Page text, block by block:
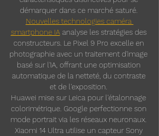
démarquer dans ce marché saturé.
Nouvelles technologies caméra
smartphone IA analyse les stratégies des
constructeurs. Le Pixel 9 Pro excelle en
photographie avec un traitement d'image
basé sur l'IA, offrant une optimisation
automatique de la netteté, du contraste
et de l'exposition.
Huawei mise sur Leica pour l'étalonnage
colorimétrique. Google perfectionne son
mode portrait via les réseaux neuronaux.
Xiaomi 14 Ultra utilise un capteur Sony